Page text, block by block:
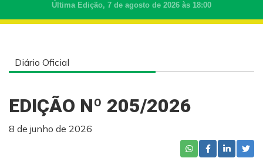
Última Edição, 7 de agosto de 2026 às 18:00
Diário Oficial
EDIÇÃO Nº 205/2026
8 de junho de 2026